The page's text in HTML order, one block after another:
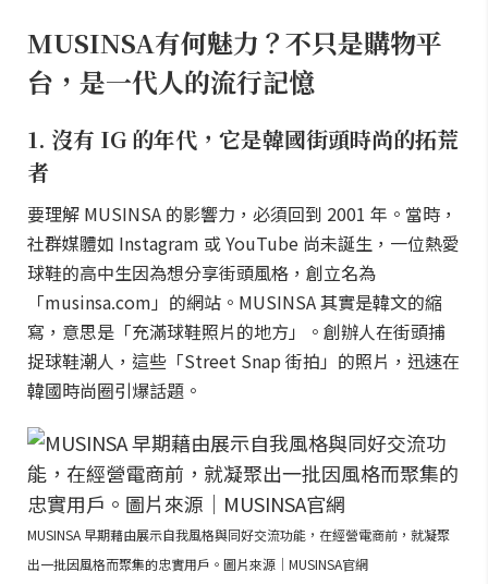
MUSINSA有何魅力？不只是購物平
台，是一代人的流行記憶
1. 沒有 IG 的年代，它是韓國街頭時尚的拓荒
者
要理解 MUSINSA 的影響力，必須回到 2001 年。當時，
社群媒體如 Instagram 或 YouTube 尚未誕生，一位熱愛
球鞋的高中生因為想分享街頭風格，創立名為
「musinsa.com」的網站。MUSINSA 其實是韓文的縮
寫，意思是「充滿球鞋照片的地方」。創辦人在街頭捕
捉球鞋潮人，這些「Street Snap 街拍」的照片，迅速在
韓國時尚圈引爆話題。
MUSINSA 早期藉由展示自我風格與同好交流功能，在經營電商前，就凝聚
出一批因風格而聚集的忠實用戶。圖片來源｜MUSINSA官網